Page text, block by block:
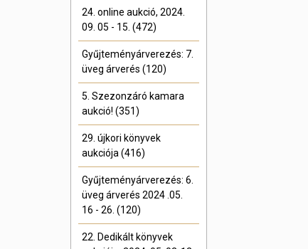
24. online aukció, 2024.
09. 05 - 15. (472)
Gyűjteményárverezés: 7.
üveg árverés (120)
5. Szezonzáró kamara
aukció! (351)
29. újkori könyvek
aukciója (416)
Gyűjteményárverezés: 6.
üveg árverés 2024 .05.
16 - 26. (120)
22. Dedikált könyvek